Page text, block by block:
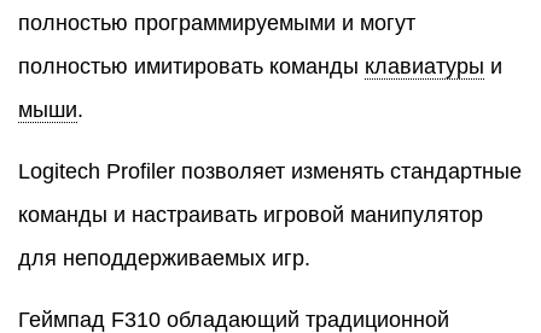
полностью программируемыми и могут
полностью имитировать команды клавиатуры и
мыши.
Logitech Profiler позволяет изменять стандартные
команды и настраивать игровой манипулятор
для неподдерживаемых игр.
Геймпад F310 обладающий традиционной